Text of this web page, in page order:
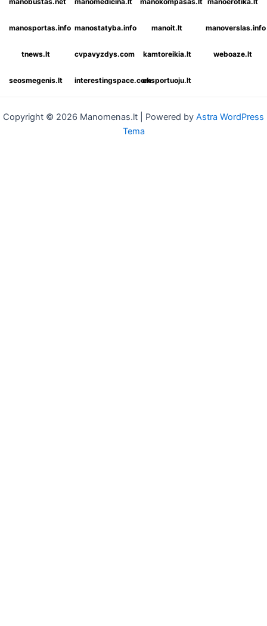
manosportas.info manostatyba.info manoit.lt manoverslas.info
tnews.lt cvpavyzdys.com kamtoreikia.lt weboaze.lt
seosmegenis.lt interestingspace.comeksportuoju.lt
Copyright © 2026 Manomenas.lt | Powered by Astra WordPress
Tema